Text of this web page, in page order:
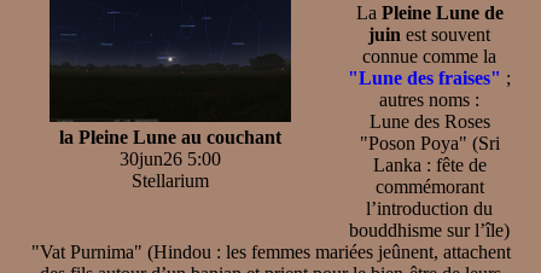
la Pleine Lune au couchant
30jun26 5:00
Stellarium
La Pleine Lune de
juin est souvent
connue comme la
"Lune des fraises" ;
autres noms :
Lune des Roses
"Poson Poya" (Sri
Lanka : fête de
commémorant
l’introduction du
bouddhisme sur l’île)
"Vat Purnima" (Hindou : les femmes mariées jeûnent, attachent